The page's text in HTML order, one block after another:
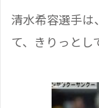
清水希容選手は
て、きりっとし